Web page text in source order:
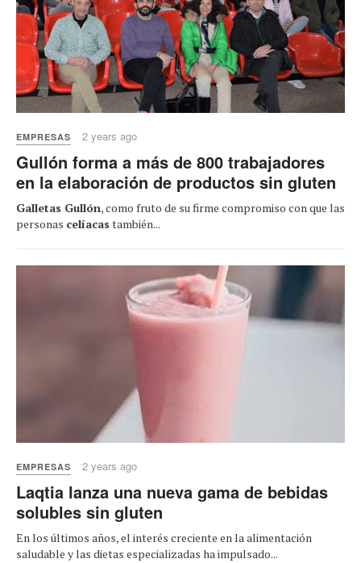
EMPRESAS 2 years ago
Gullón forma a más de 800 trabajadores
en la elaboración de productos sin gluten
Galletas Gullón, como fruto de su firme compromiso con que las
personas celíacas también...
EMPRESAS 2 years ago
Laqtia lanza una nueva gama de bebidas
solubles sin gluten
En los últimos años, el interés creciente en la alimentación
saludable y las dietas especializadas ha impulsado...